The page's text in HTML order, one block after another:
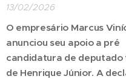
13/02/2026
O empresário Marcus
anunciou seu apoio a pré
candidatura de deputado
de Henrique Júnior. A